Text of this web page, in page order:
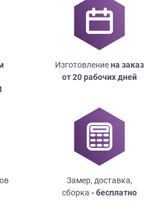
Изготовлениена заказ
от 20 рабочих дней
Замер, доставка,
сборка - бесплатно